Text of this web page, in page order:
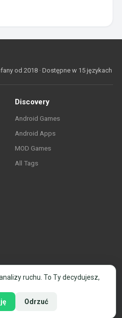
od 2018 · Dostępne w 15 językach
Discovery
Android Games
Android Apps
MOD Games
All Tags
prawa zastrzeżone. ·
plików cookie
ruchu. To Ty decydujesz,
Odrzuć